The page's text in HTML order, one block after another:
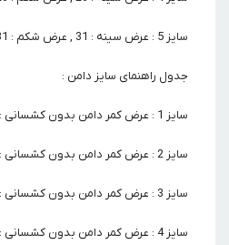
سایز 5 : عرض سینه : 31 , عرض شکم : 31 , قد آستین : 50 , قد بلوز : 54
جدول راهنمای سایز دامن :
سایز 1 : عرض کمر دامن بدون کشسانی : 21 , عرض کمر دامن با کشسانی کامل : 42 , قد دامن : 28
سایز 2 : عرض کمر دامن بدون کشسانی : 22 , عرض کمر دامن با کشسانی کامل : 44 , قد دامن : 34
سایز 3 : عرض کمر دامن بدون کشسانی : 23 , عرض کمر دامن با کشسانی کامل : 46 , قد دامن : 38
سایز 4 : عرض کمر دامن بدون کشسانی : 24 , عرض کمر دامن با کشسانی کامل : 48 , قد دامن : 42